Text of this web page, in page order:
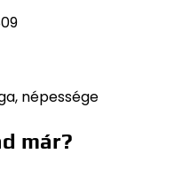
népessége
már?